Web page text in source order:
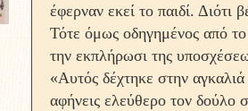
έφερναν εκεί το παιδί. Διότι
Τότε όμως οδηγημένος από
την εκπλήρωσι της
«Αυτός δέχτηκε στην
αφήνεις ελεύθερο τον